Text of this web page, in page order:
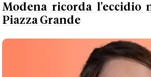
Modena ricorda l'eccidio
Piazza Grande